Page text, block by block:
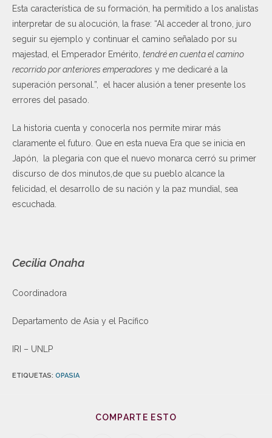
Esta característica de su formación, ha permitido a los analistas
interpretar de su alocución, la frase: “Al acceder al trono, juro
seguir su ejemplo y continuar el camino señalado por su
majestad, el Emperador Emérito, tendré en cuenta el camino
recorrido por anteriores emperadores y me dedicaré a la
superación personal.”, el hacer alusión a tener presente los
errores del pasado.
La historia cuenta y conocerla nos permite mirar más
claramente el futuro. Que en esta nueva Era que se inicia en
Japón, la plegaria con que el nuevo monarca cerró su primer
discurso de dos minutos,de que su pueblo alcance la
felicidad, el desarrollo de su nación y la paz mundial, sea
escuchada.
Cecilia Onaha
Coordinadora
Departamento de Asia y el Pacífico
IRI – UNLP
ETIQUETAS: OPASIA
COMPARTE ESTO